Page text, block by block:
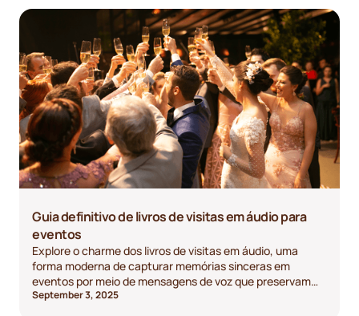
Guia definitivo de livros de visitas em áudio para
eventos
Explore o charme dos livros de visitas em áudio, uma
forma moderna de capturar memórias sinceras em
eventos por meio de mensagens de voz que preservam
emoções e histórias.
September 3, 2025